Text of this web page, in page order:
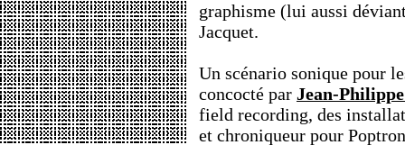
graphisme (lui aussi
Jacquet.
Un scénario sonique pour
concocté par Jean-
field recording, des
et chroniqueur pour